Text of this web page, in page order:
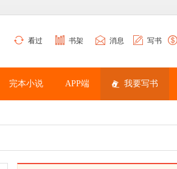
看过 书架 消息 写书
完本小说 APP端 我要写书